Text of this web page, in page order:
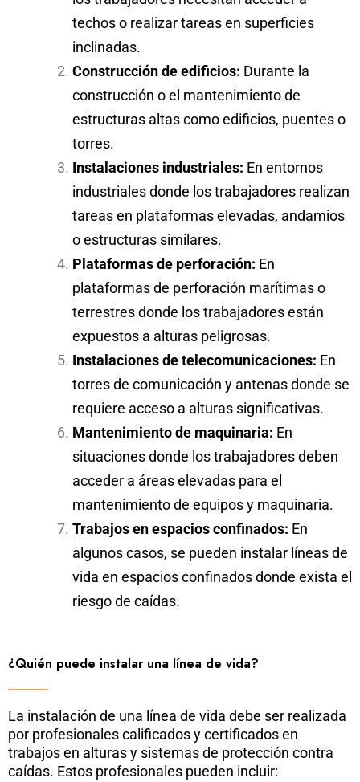
techos o realizar tareas en superficies
inclinadas.
Construcción de edificios: Durante la
construcción o el mantenimiento de
estructuras altas como edificios, puentes o
torres.
Instalaciones industriales: En entornos
industriales donde los trabajadores realizan
tareas en plataformas elevadas, andamios
o estructuras similares.
Plataformas de perforación: En
plataformas de perforación marítimas o
terrestres donde los trabajadores están
expuestos a alturas peligrosas.
Instalaciones de telecomunicaciones: En
torres de comunicación y antenas donde se
requiere acceso a alturas significativas.
Mantenimiento de maquinaria: En
situaciones donde los trabajadores deben
acceder a áreas elevadas para el
mantenimiento de equipos y maquinaria.
Trabajos en espacios confinados: En
algunos casos, se pueden instalar líneas de
vida en espacios confinados donde exista el
riesgo de caídas.
¿Quién puede instalar una línea de vida?
La instalación de una línea de vida debe ser realizada
por profesionales calificados y certificados en
trabajos en alturas y sistemas de protección contra
caídas. Estos profesionales pueden incluir: